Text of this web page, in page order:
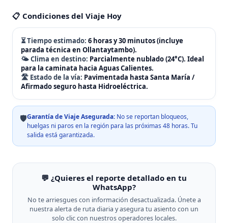
📋 Condiciones del Viaje Hoy
⏳ Tiempo estimado: 6 horas y 30 minutos (incluye
parada técnica en Ollantaytambo).
🌤️ Clima en destino: Parcialmente nublado (24°C). Ideal
para la caminata hacia Aguas Calientes.
🛣️ Estado de la vía: Pavimentada hasta Santa María /
Afirmado seguro hasta Hidroeléctrica.
🛡️Garantía de Viaje Asegurada: No se reportan bloqueos,
huelgas ni paros en la región para las próximas 48 horas. Tu
salida está garantizada.
💬 ¿Quieres el reporte detallado en tu
WhatsApp?
No te arriesgues con información desactualizada. Únete a
nuestra alerta de ruta diaria y asegura tu asiento con un
solo clic con nuestros operadores locales.